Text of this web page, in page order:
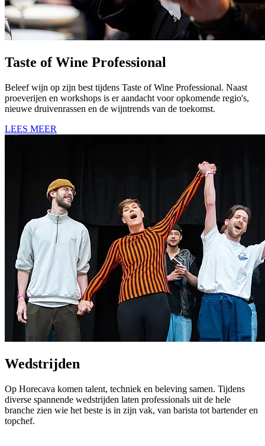
Taste of Wine Professional
Beleef wijn op zijn best tijdens Taste of Wine Professional. Naast
proeverijen en workshops is er aandacht voor opkomende regio's,
nieuwe druivenrassen en de wijntrends van de toekomst.
LEES MEER
Wedstrijden
Op Horecava komen talent, techniek en beleving samen. Tijdens
diverse spannende wedstrijden laten professionals uit de hele
branche zien wie het beste is in zijn vak, van barista tot bartender en
topchef.